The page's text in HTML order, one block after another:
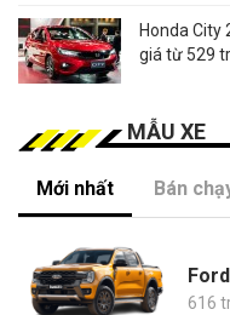
Honda City
giá từ 529
MẪU XE
Mới nhất Bán
616